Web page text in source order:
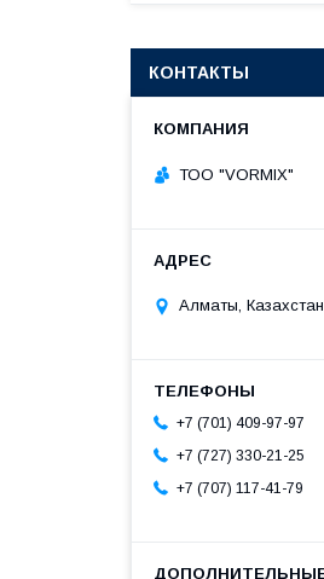
КОНТАКТЫ
ТОО "VORMIX"
Алматы, Казахстан
+7 (701) 409-97-97
+7 (727) 330-21-25
+7 (707) 117-41-79